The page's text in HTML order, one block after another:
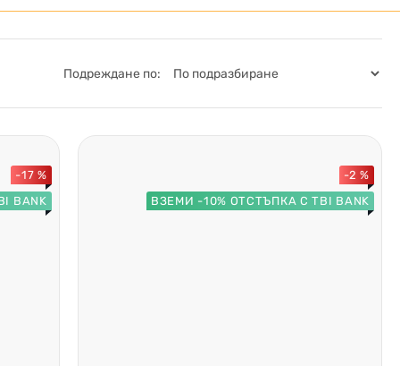
Подреждане по:
BANK
-17 %
ВЗЕМИ -10% ОТСТЪПКА С TBI BANK
-2 %